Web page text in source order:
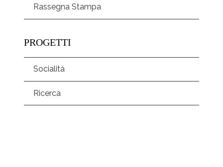
Rassegna Stampa
PROGETTI
Socialità
Ricerca